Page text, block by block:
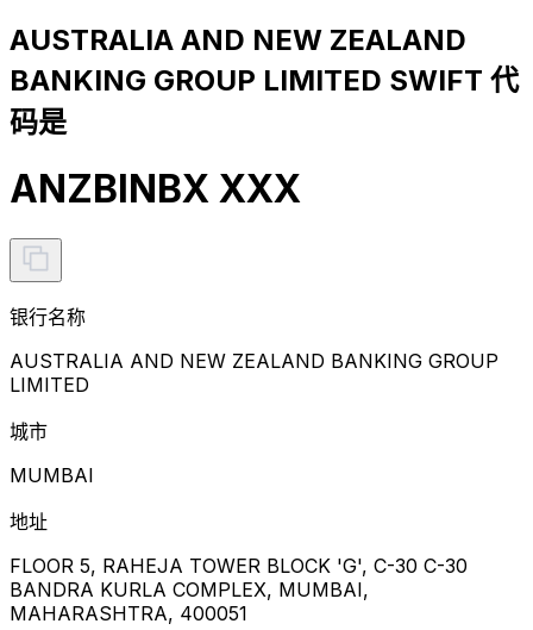
AUSTRALIA AND NEW ZEALAND
BANKING GROUP LIMITED SWIFT 代
码是
ANZBINBX XXX
银行名称
AUSTRALIA AND NEW ZEALAND BANKING GROUP
LIMITED
城市
MUMBAI
地址
FLOOR 5, RAHEJA TOWER BLOCK 'G', C-30 C-30
BANDRA KURLA COMPLEX, MUMBAI,
MAHARASHTRA, 400051